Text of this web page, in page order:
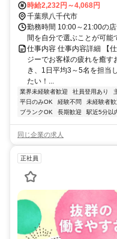
田台栄町駐輪場口徒歩約16
駅：村上駅
時給2,232円～4,068円
千葉県八千代市
勤務時間 10:00～21:00の
間を自分で選ぶことが可能
仕事内容 仕事内容詳細 【
ジーでお客様の疲れを癒
き、1日平均3～5名を担当
たい！...
業界未経験者歓迎 社員登用あり
平日のみOK
経験不問 未経験者歓
ブランクOK
長期歓迎 駅近5分以
同じ企業の求人
正社員